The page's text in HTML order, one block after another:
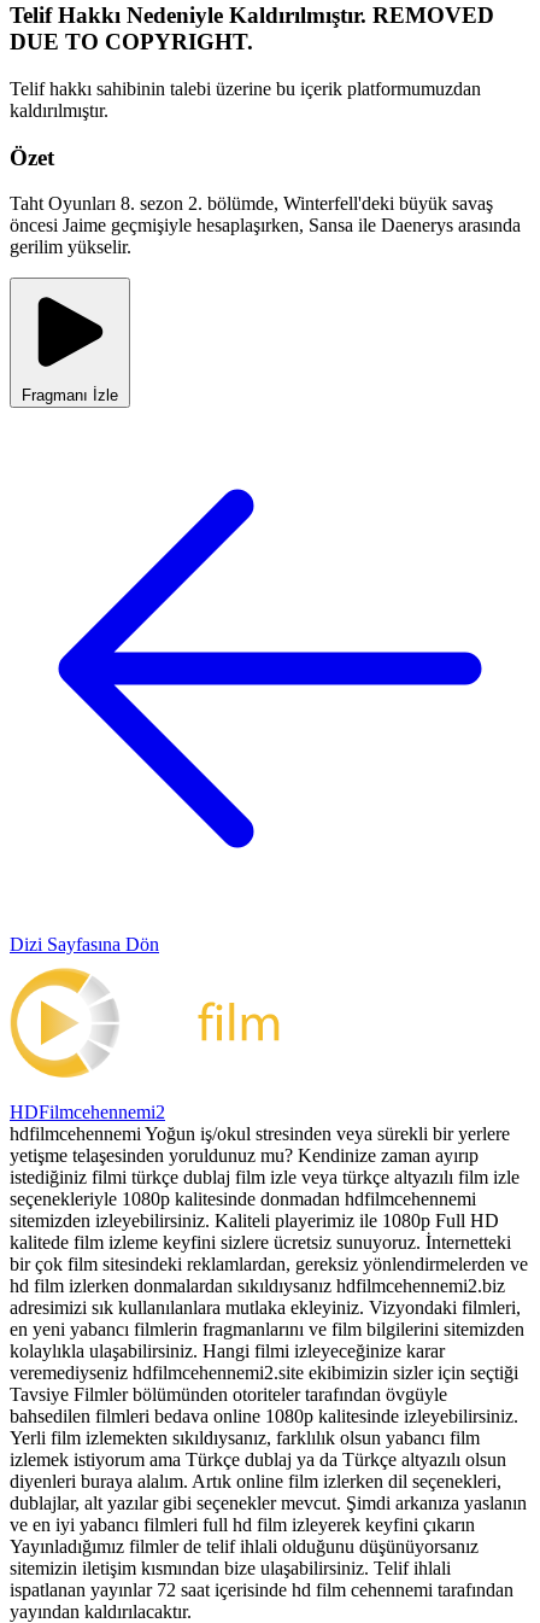
Telif Hakkı Nedeniyle Kaldırılmıştır. REMOVED
DUE TO COPYRIGHT.
Telif hakkı sahibinin talebi üzerine bu içerik platformumuzdan
kaldırılmıştır.
Özet
Taht Oyunları 8. sezon 2. bölümde, Winterfell'deki büyük savaş
öncesi Jaime geçmişiyle hesaplaşırken, Sansa ile Daenerys arasında
gerilim yükselir.
Fragmanı İzle
Dizi Sayfasına Dön
HDFilmcehennemi2
hdfilmcehennemi Yoğun iş/okul stresinden veya sürekli bir yerlere
yetişme telaşesinden yoruldunuz mu? Kendinize zaman ayırıp
istediğiniz filmi türkçe dublaj film izle veya türkçe altyazılı film izle
seçenekleriyle 1080p kalitesinde donmadan hdfilmcehennemi
sitemizden izleyebilirsiniz. Kaliteli playerimiz ile 1080p Full HD
kalitede film izleme keyfini sizlere ücretsiz sunuyoruz. İnternetteki
bir çok film sitesindeki reklamlardan, gereksiz yönlendirmelerden ve
hd film izlerken donmalardan sıkıldıysanız hdfilmcehennemi2.biz
adresimizi sık kullanılanlara mutlaka ekleyiniz. Vizyondaki filmleri,
en yeni yabancı filmlerin fragmanlarını ve film bilgilerini sitemizden
kolaylıkla ulaşabilirsiniz. Hangi filmi izleyeceğinize karar
veremediyseniz hdfilmcehennemi2.site ekibimizin sizler için seçtiği
Tavsiye Filmler bölümünden otoriteler tarafından övgüyle
bahsedilen filmleri bedava online 1080p kalitesinde izleyebilirsiniz.
Yerli film izlemekten sıkıldıysanız, farklılık olsun yabancı film
izlemek istiyorum ama Türkçe dublaj ya da Türkçe altyazılı olsun
diyenleri buraya alalım. Artık online film izlerken dil seçenekleri,
dublajlar, alt yazılar gibi seçenekler mevcut. Şimdi arkanıza yaslanın
ve en iyi yabancı filmleri full hd film izleyerek keyfini çıkarın
Yayınladığımız filmler de telif ihlali olduğunu düşünüyorsanız
sitemizin iletişim kısmından bize ulaşabilirsiniz. Telif ihlali
ispatlanan yayınlar 72 saat içerisinde hd film cehennemi tarafından
yayından kaldırılacaktır.